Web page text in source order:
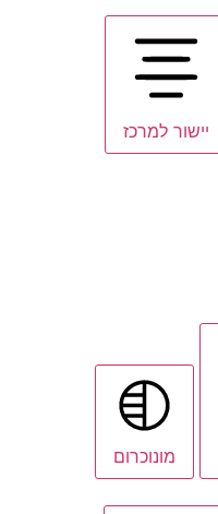
יישור למרכז
מונוכרום